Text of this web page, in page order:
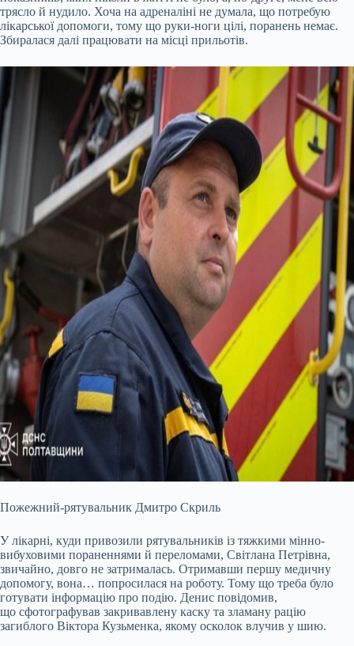
трясло й нудило. Хоча на адреналіні не думала, що потребую
лікарської допомоги, тому що руки-ноги цілі, поранень немає.
Збиралася далі працювати на місці прильотів.
Пожежний-рятувальник Дмитро Скриль
У лікарні, куди привозили рятувальників із тяжкими мінно-
вибуховими пораненнями й переломами, Світлана Петрівна,
звичайно, довго не затрималась. Отримавши першу медичну
допомогу, вона… попросилася на роботу. Тому що треба було
готувати інформацію про подію. Денис повідомив,
що сфотографував закривавлену каску та зламану рацію
загиблого Віктора Кузьменка, якому осколок влучив у шию.